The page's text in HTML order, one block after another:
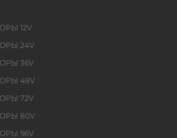
12V
24V
36V
48V
72V
80V
96V